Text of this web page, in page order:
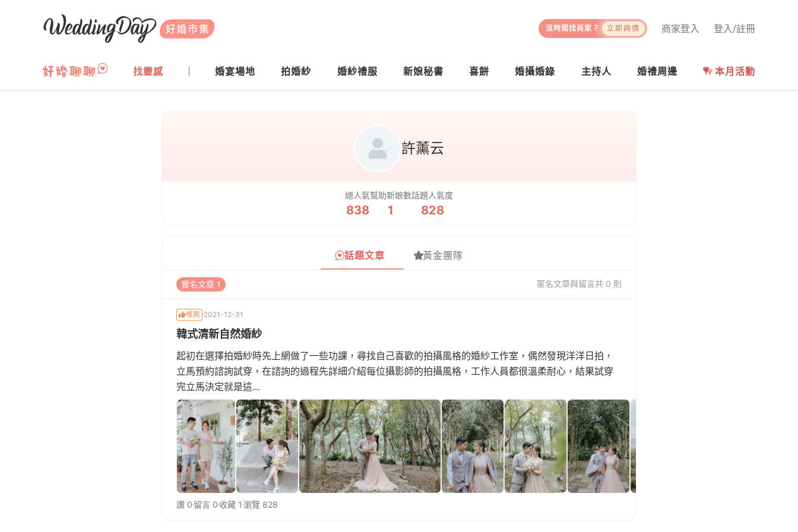
WeddingDay 好婚市集
登入/註冊
商家登入
沒時間找商家？ 立即詢價
找靈感 婚宴場地 拍婚紗 婚紗禮服 新娘秘書 喜餅 婚攝婚錄 主持人 婚禮周邊 本月活動
許薰云
總人氣
838
幫助新娘數
1
話題人氣度
828
話題文章 黃金團隊
實名文章 1 匿名文章與留言共 0 則
推薦 2021-12-31
韓式清新自然婚紗
起初在選擇拍婚紗時先上網做了一些功課，尋找自己喜歡的拍攝風格的婚紗工作室，偶然發現洋洋日拍，
立馬預約諮詢試穿，在諮詢的過程先詳細介紹每位攝影師的拍攝風格，工作人員都很溫柔耐心，結果試穿
完立馬決定就是這...
讚 0 留言 0 收藏 1 瀏覽 828